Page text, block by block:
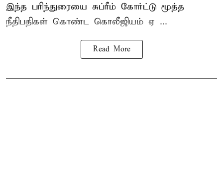
இந்த பரிந்துரையை சுப்ரீம் கோர்ட்டு மூத்த
நீதிபதிகள் கொண்ட கொலீஜியம் ஏ ...
Read More